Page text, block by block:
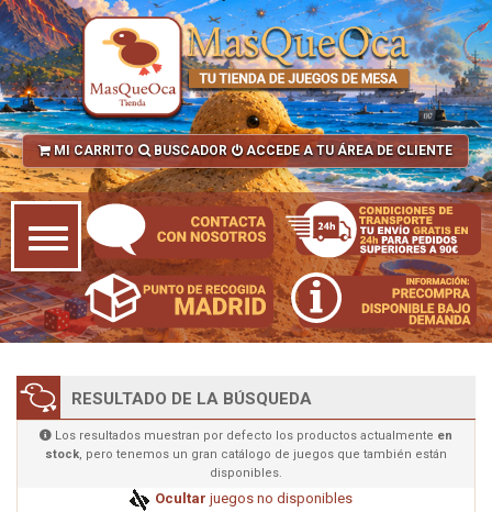
MI CARRITO BUSCADOR ACCEDE A TU ÁREA DE CLIENTE
RESULTADO DE LA BÚSQUEDA
Los resultados muestran por defecto los productos actualmente en
stock, pero tenemos un gran catálogo de juegos que también están
disponibles.
Ocultar juegos no disponibles